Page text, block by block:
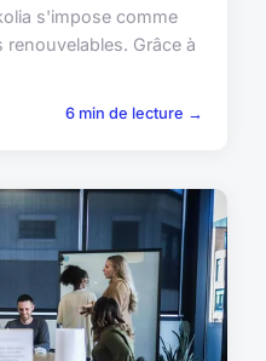
s'impose comme
Grâce à
6 min de lecture →